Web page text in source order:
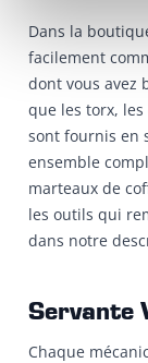
Dans la
facilement
dont vous avez
que les torx,
sont fournis en
ensemble
marteaux de
les outils qui
dans notre
Servante
Chaque